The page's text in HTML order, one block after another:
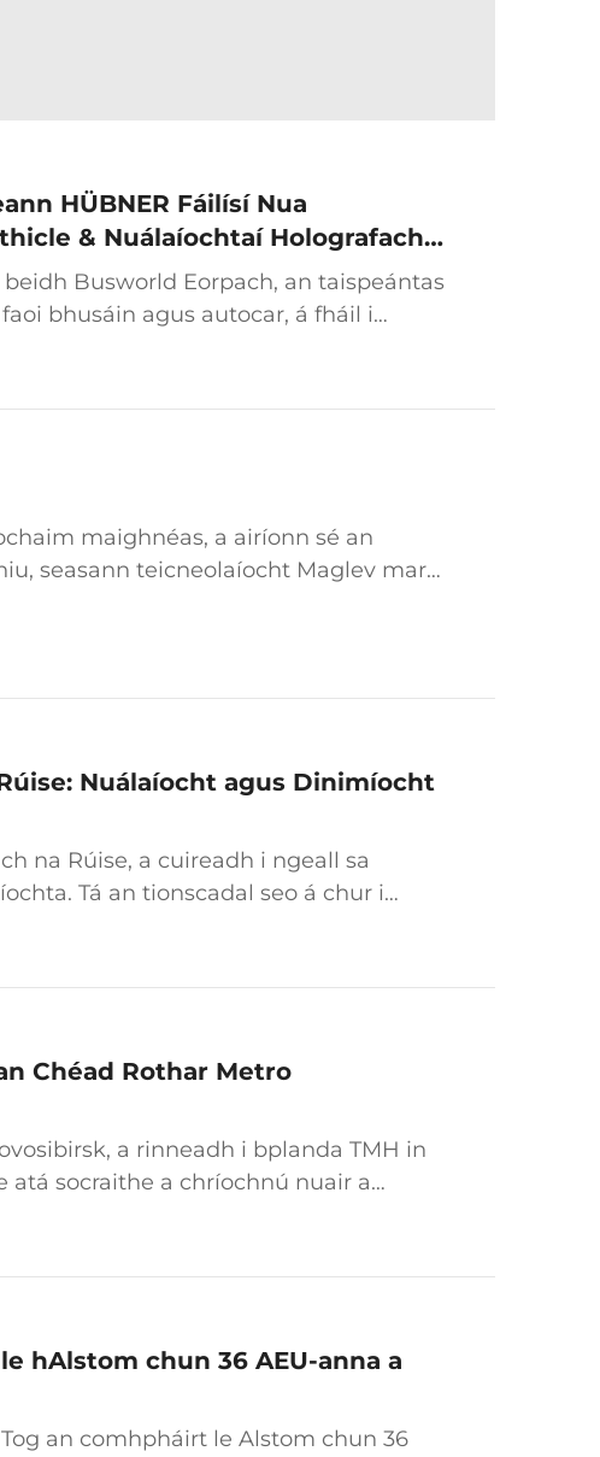
HÜBNER Fáilísí Nua
& Nuálaíochtaí Holografacha
Busworld Eorpach, an taispeántas
bhusáin agus autocar, á fháil i
maighnéas, a airíonn sé an
seasann teicneolaíocht Maglev mar
Nuálaíocht agus Dinimíocht
na Rúise, a cuireadh i ngeall sa
Tá an tionscadal seo á chur i
áitiúil i gCúige Sakhalin, le
Chéad Rothar Metro
a rinneadh i bplanda TMH in
socraithe a chríochnú nuair a
tháirgeadh ar an bhfeist tástála
hAlstom chun 36 AEU-anna a
an comhpháirt le Alstom chun 36